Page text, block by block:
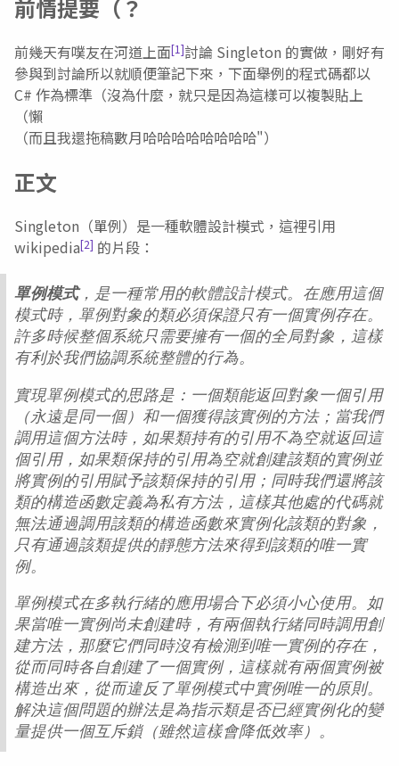
前情提要（？
前幾天有噗友在河道上面[1]討論 Singleton 的實做，剛好有
參與到討論所以就順便筆記下來，下面舉例的程式碼都以
C# 作為標準（沒為什麼，就只是因為這樣可以複製貼上
（懶
（而且我還拖稿數月哈哈哈哈哈哈哈哈"）
正文
Singleton（單例）是一種軟體設計模式，這裡引用
wikipedia[2] 的片段：
單例模式，是一種常用的軟體設計模式。在應用這個
模式時，單例對象的類必須保證只有一個實例存在。
許多時候整個系統只需要擁有一個的全局對象，這樣
有利於我們協調系統整體的行為。
實現單例模式的思路是：一個類能返回對象一個引用
（永遠是同一個）和一個獲得該實例的方法；當我們
調用這個方法時，如果類持有的引用不為空就返回這
個引用，如果類保持的引用為空就創建該類的實例並
將實例的引用賦予該類保持的引用；同時我們還將該
類的構造函數定義為私有方法，這樣其他處的代碼就
無法通過調用該類的構造函數來實例化該類的對象，
只有通過該類提供的靜態方法來得到該類的唯一實
例。
單例模式在多執行緒的應用場合下必須小心使用。如
果當唯一實例尚未創建時，有兩個執行緒同時調用創
建方法，那麼它們同時沒有檢測到唯一實例的存在，
從而同時各自創建了一個實例，這樣就有兩個實例被
構造出來，從而違反了單例模式中實例唯一的原則。
解決這個問題的辦法是為指示類是否已經實例化的變
量提供一個互斥鎖（雖然這樣會降低效率）。